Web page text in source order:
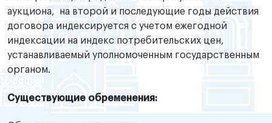
аукциона, на второй и последующие годы действия
договора индексируется с учетом ежегодной
индексации на индекс потребительских цен,
устанавливаемый уполномоченным государственным
органом.
Существующие обременения: